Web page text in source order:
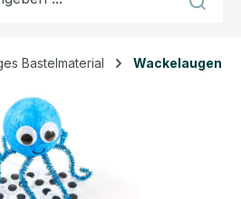
Bastelmaterial Wackelaugen